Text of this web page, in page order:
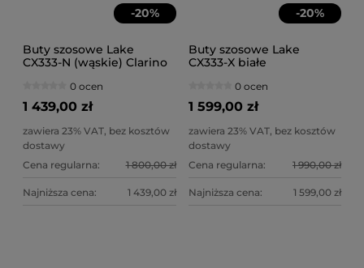
-20%
Buty szosowe Lake
CX333-N (wąskie) Clarino
0 ocen
1 439,00 zł
zawiera 23% VAT, bez kosztów
dostawy
Cena regularna:
1 800,00 zł
Najniższa cena: 1 439,00 zł
-20%
Buty szosowe Lake
CX333-X białe
0 ocen
1 599,00 zł
zawiera 23% VAT, bez kosztów
dostawy
Cena regularna:
1 990,00 zł
Najniższa cena: 1 599,00 zł